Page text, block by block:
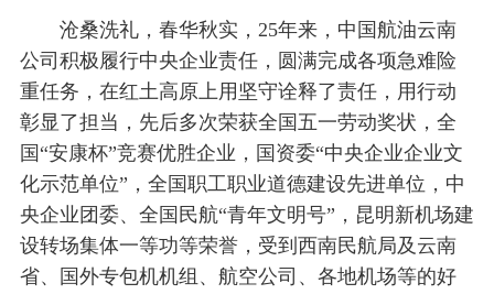
沧桑洗礼，春华秋实，25年来，中国航油云南
公司积极履行中央企业责任，圆满完成各项急难险
重任务，在红土高原上用坚守诠释了责任，用行动
彰显了担当，先后多次荣获全国五一劳动奖状，全
国“安康杯”竞赛优胜企业，国资委“中央企业企业文
化示范单位”，全国职工职业道德建设先进单位，中
央企业团委、全国民航“青年文明号”，昆明新机场建
设转场集体一等功等荣誉，受到西南民航局及云南
省、国外专包机机组、航空公司、各地机场等的好